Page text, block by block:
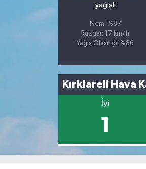
yağışlı
Nem: %87
Rüzgar: 17 km/h
Yağış Olasılığı: %86
Kırklareli Hava
İyi
1